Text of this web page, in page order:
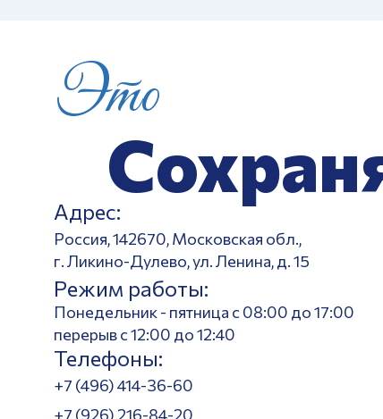
Это
Адрес:
Россия, 142670, Московская обл.,
г. Ликино-Дулево, ул. Ленина, д. 15
Режим работы:
Понедельник - пятница с 08:00 до 17:00
перерыв с 12:00 до 12:40
Телефоны:
+7 (496) 414-36-60
+7 (926) 216-84-20